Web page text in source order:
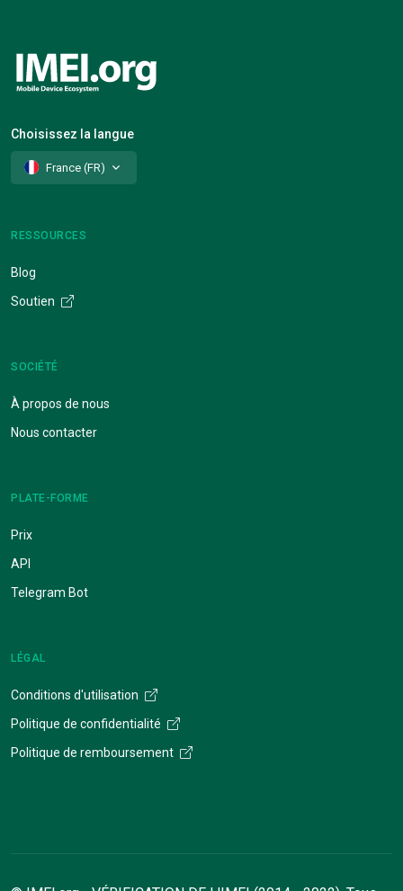
Choisissez la langue
France (FR)
RESSOURCES
Blog
Soutien
SOCIÉTÉ
À propos de nous
Nous contacter
PLATE-FORME
Prix
API
Telegram Bot
LÉGAL
Conditions d'utilisation
Politique de confidentialité
Politique de remboursement